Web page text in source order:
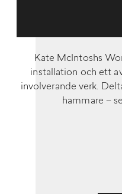
Kate McIntoshs
installation och ett
involverande verk.
hammare –